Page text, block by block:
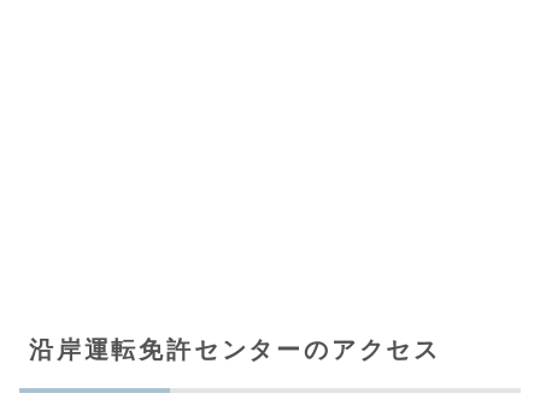
沿岸運転免許センターのアクセス